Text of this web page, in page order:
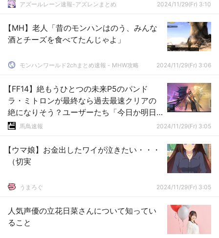
アズールレーン速報-アズレンまとめ 2024/11/29(Fr) 3:10
【MH】老人「昔のモンハンはのう、みんな
酒とチーズを食べてたんじゃよ」
モンハンワールド2chまとめ速報 - MHW攻略 2024/11/29(Fr) 3:06
【FF14】絶もうひとつの未来P5のパンド
ラ・ミトロンが最終なら過去最速クリアの
絶になりそう？ユーザーたち「今日か明日
中にクリアチームが出そう」
馬鳥速報 2024/11/29(Fr) 3:05
【ウマ娘】お金出したワイが泣きたい・・・
（切実
うまろぐ 2024/11/29(Fr) 3:05
人気声優の立花日菜さんについて知ってい
ること